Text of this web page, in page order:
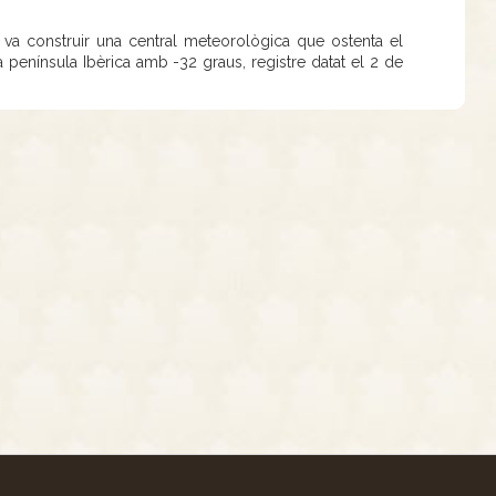
construir una central meteorològica que ostenta el
Ibèrica amb -32 graus, registre datat el 2 de